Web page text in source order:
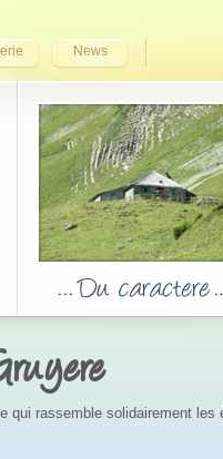
News
qui rassemble solidairement les